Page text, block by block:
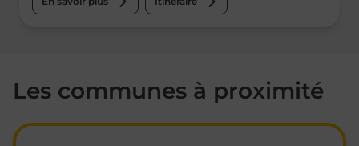
Les communes à proximité